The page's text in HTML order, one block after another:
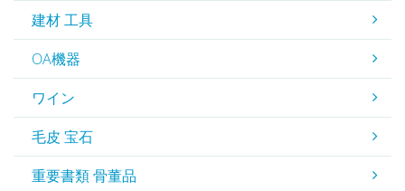
建材 工具
OA機器
ワイン
毛皮 宝石
重要書類 骨董品